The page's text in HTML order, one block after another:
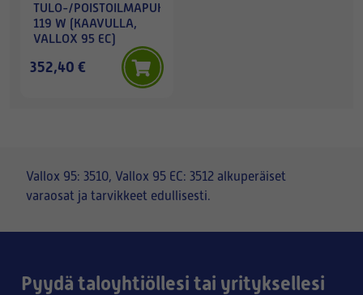
TULO-/POISTOILMAPUHALLIN
119 W (KAAVULLA,
VALLOX 95 EC)
352,40 €
Vallox 95: 3510, Vallox 95 EC: 3512 alkuperäiset
varaosat ja tarvikkeet edullisesti.
Pyydä taloyhtiöllesi tai yrityksellesi